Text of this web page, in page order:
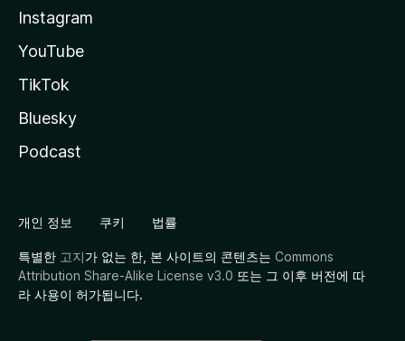
Instagram
YouTube
TikTok
Bluesky
Podcast
개인 정보 쿠키 법률
특별한 고지가 없는 한, 본 사이트의 콘텐츠는 Commons
Attribution Share-Alike License v3.0 또는 그 이후 버전에 따
라 사용이 허가됩니다.